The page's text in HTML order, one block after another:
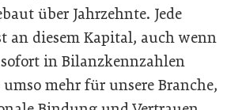
über Jahrzehnte. Jede
an diesem Kapital, auch wenn
in Bilanzkennzahlen
mehr für unsere Branche,